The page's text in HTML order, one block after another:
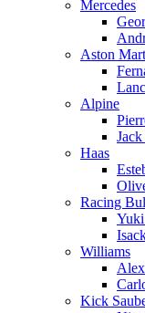
Mercedes
Aston
Alpine
Haas
Racing
Williams
Kick